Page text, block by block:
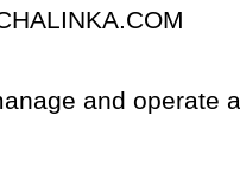
and operate